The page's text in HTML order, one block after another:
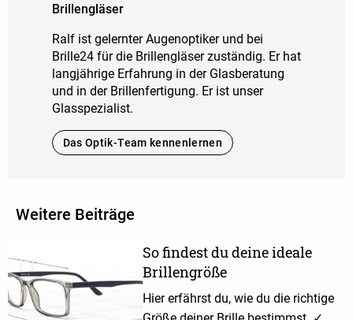
Brillengläser
Ralf ist gelernter Augenoptiker und bei
Brille24 für die Brillengläser zuständig. Er hat
langjährige Erfahrung in der Glasberatung
und in der Brillenfertigung. Er ist unser
Glasspezialist.
Das Optik-Team kennenlernen
Weitere Beiträge
So findest du deine ideale
Brillengröße
Hier erfährst du, wie du die richtige